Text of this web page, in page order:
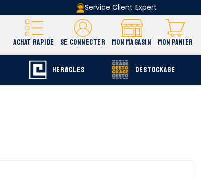
Service Client Expert
ACHAT RAPIDE SE CONNECTER MON MAGASIN MON PANIER
HERACLES DESTOCKAGE